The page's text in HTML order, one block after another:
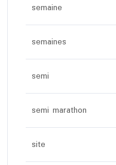
semaine
semaines
semi
semi marathon
site